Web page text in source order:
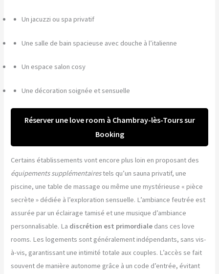
Un jacuzzi ou spa privatif
Une salle de bain spacieuse avec douche à l’italienne
Un espace salon cosy
Une décoration soignée et sensuelle
Réserver une love room à Chambray-lès-Tours sur
Booking
Certains établissements vont encore plus loin en proposant des
équipements supplémentairestels qu’un sauna privatif, une
piscine, une table de massage ou même une mystérieuse « pièce
secrète » dédiée à l’exploration sensuelle. L’ambiance feutrée est
assurée par un éclairage tamisé et une musique d’ambiance
personnalisable. La discrétion est primordiale dans ces love
rooms. Les logements sont généralement indépendants, sans vis-
à-vis, garantissant une intimité totale aux couples. L’accès se fait
souvent de manière autonome grâce à un code d’entrée, évitant